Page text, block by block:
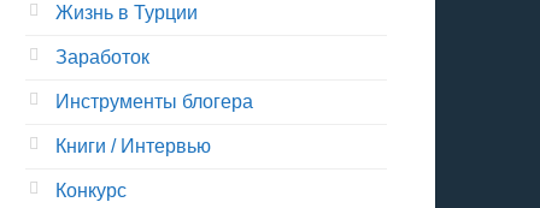
Жизнь в Турции
Заработок
Инструменты блогера
Книги / Интервью
Конкурс